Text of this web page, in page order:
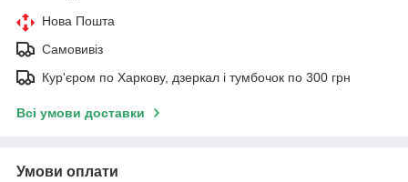
Нова Пошта
Самовивіз
Кур'єром по Харкову, дзеркал і тумбочок по 300 грн
Всі умови доставки
Умови оплати